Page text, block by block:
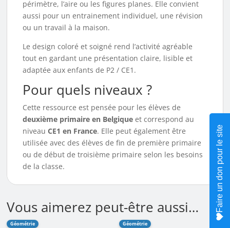
périmètre, l’aire ou les figures planes. Elle convient
aussi pour un entrainement individuel, une révision
ou un travail à la maison.
Le design coloré et soigné rend l’activité agréable
tout en gardant une présentation claire, lisible et
adaptée aux enfants de P2 / CE1.
Pour quels niveaux ?
Cette ressource est pensée pour les élèves de
deuxième primaire en Belgique et correspond au
niveauCE1 en France. Elle peut également être
utilisée avec des élèves de fin de première primaire
ou de début de troisième primaire selon les besoins
de la classe.
Vous aimerez peut-être aussi…
Géométrie Géométrie
Faire un don pour le site